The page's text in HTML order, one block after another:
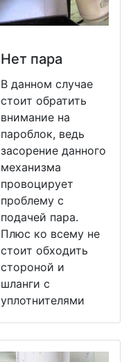
Нет пара
В данном случае
стоит обратить
внимание на
пароблок, ведь
засорение данного
механизма
провоцирует
проблему с
подачей пара.
Плюс ко всему не
стоит обходить
стороной и
шланги с
уплотнителями